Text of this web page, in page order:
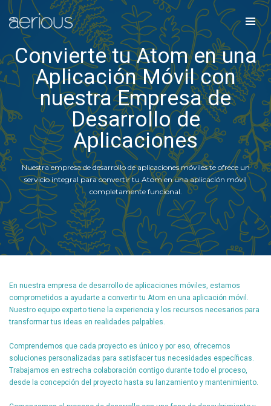
Convierte tu Atom en una
Aplicación Móvil con
nuestra Empresa de
Desarrollo de
Aplicaciones
Nuestra empresa de desarrollo de aplicaciones móviles te ofrece un
servicio integral para convertir tu Atom en una aplicación móvil
completamente funcional.
En nuestra empresa de desarrollo de aplicaciones móviles, estamos
comprometidos a ayudarte a convertir tu Atom en una aplicación móvil.
Nuestro equipo experto tiene la experiencia y los recursos necesarios para
transformar tus ideas en realidades palpables.
Comprendemos que cada proyecto es único y por eso, ofrecemos
soluciones personalizadas para satisfacer tus necesidades específicas.
Trabajamos en estrecha colaboración contigo durante todo el proceso,
desde la concepción del proyecto hasta su lanzamiento y mantenimiento.